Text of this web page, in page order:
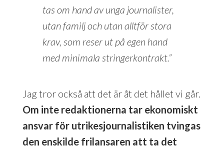
tas om hand av unga journalister,
utan familj och utan alltför stora
krav, som reser ut på egen hand
med minimala stringerkontrakt.”
Jag tror också att det är åt det hållet vi går.
Om inte redaktionerna tar ekonomiskt
ansvar för utrikesjournalistiken tvingas
den enskilde frilansaren att ta det